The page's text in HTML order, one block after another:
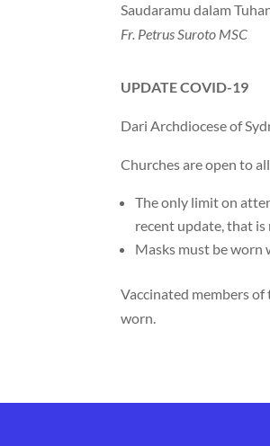
Saudaramu dalam
Fr. Petrus Suroto MSC
UPDATE COVID-19
Dari Archdiocese of
Churches are open to
The only limit on
recent update, that is
Masks must be worn
Vaccinated members
worn.